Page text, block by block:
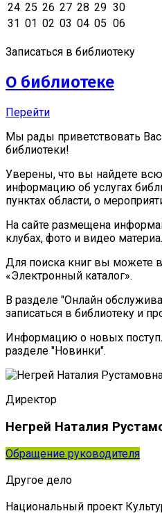
24 25 26 27 28 29 30
31 01 02 03 04 05 06
Записаться в библиотеку
О библиотеке
Перейти
Мы рады приветствовать
библиотеки!
Уверены, что вы найдете
информацию об услугах
пунктах области, о
На сайте размещена
клубах, фото и видео
Для поиска книг вы можете
«Электронный каталог».
В разделе "Онлайн
записаться в библиотеку и
Информацию о новых
разделе "Новинки".
Директор
Негрей Наталия
Обращение руководителя
Другое дело
Национальный проект